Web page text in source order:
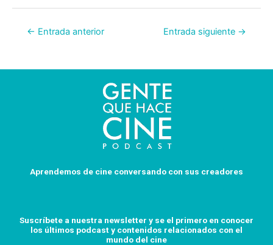
← Entrada anterior Entrada siguiente →
Aprendemos de cine conversando con sus creadores
Suscríbete a nuestra newsletter y se el primero en conocer
los últimos podcast y contenidos relacionados con el
mundo del cine